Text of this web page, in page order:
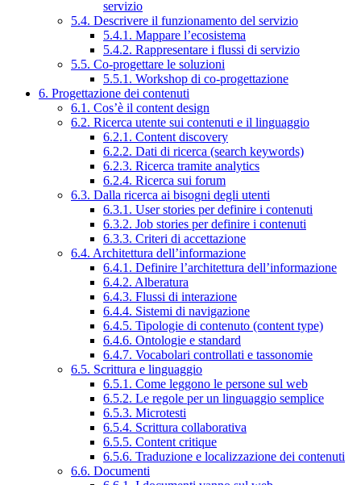
servizio
5.4. Descrivere il funzionamento del servizio
5.4.1. Mappare l’ecosistema
5.4.2. Rappresentare i flussi di servizio
5.5. Co-progettare le soluzioni
5.5.1. Workshop di co-progettazione
6. Progettazione dei contenuti
6.1. Cos’è il content design
6.2. Ricerca utente sui contenuti e il linguaggio
6.2.1. Content discovery
6.2.2. Dati di ricerca (search keywords)
6.2.3. Ricerca tramite analytics
6.2.4. Ricerca sui forum
6.3. Dalla ricerca ai bisogni degli utenti
6.3.1. User stories per definire i contenuti
6.3.2. Job stories per definire i contenuti
6.3.3. Criteri di accettazione
6.4. Architettura dell’informazione
6.4.1. Definire l’architettura dell’informazione
6.4.2. Alberatura
6.4.3. Flussi di interazione
6.4.4. Sistemi di navigazione
6.4.5. Tipologie di contenuto (content type)
6.4.6. Ontologie e standard
6.4.7. Vocabolari controllati e tassonomie
6.5. Scrittura e linguaggio
6.5.1. Come leggono le persone sul web
6.5.2. Le regole per un linguaggio semplice
6.5.3. Microtesti
6.5.4. Scrittura collaborativa
6.5.5. Content critique
6.5.6. Traduzione e localizzazione dei contenuti
6.6. Documenti